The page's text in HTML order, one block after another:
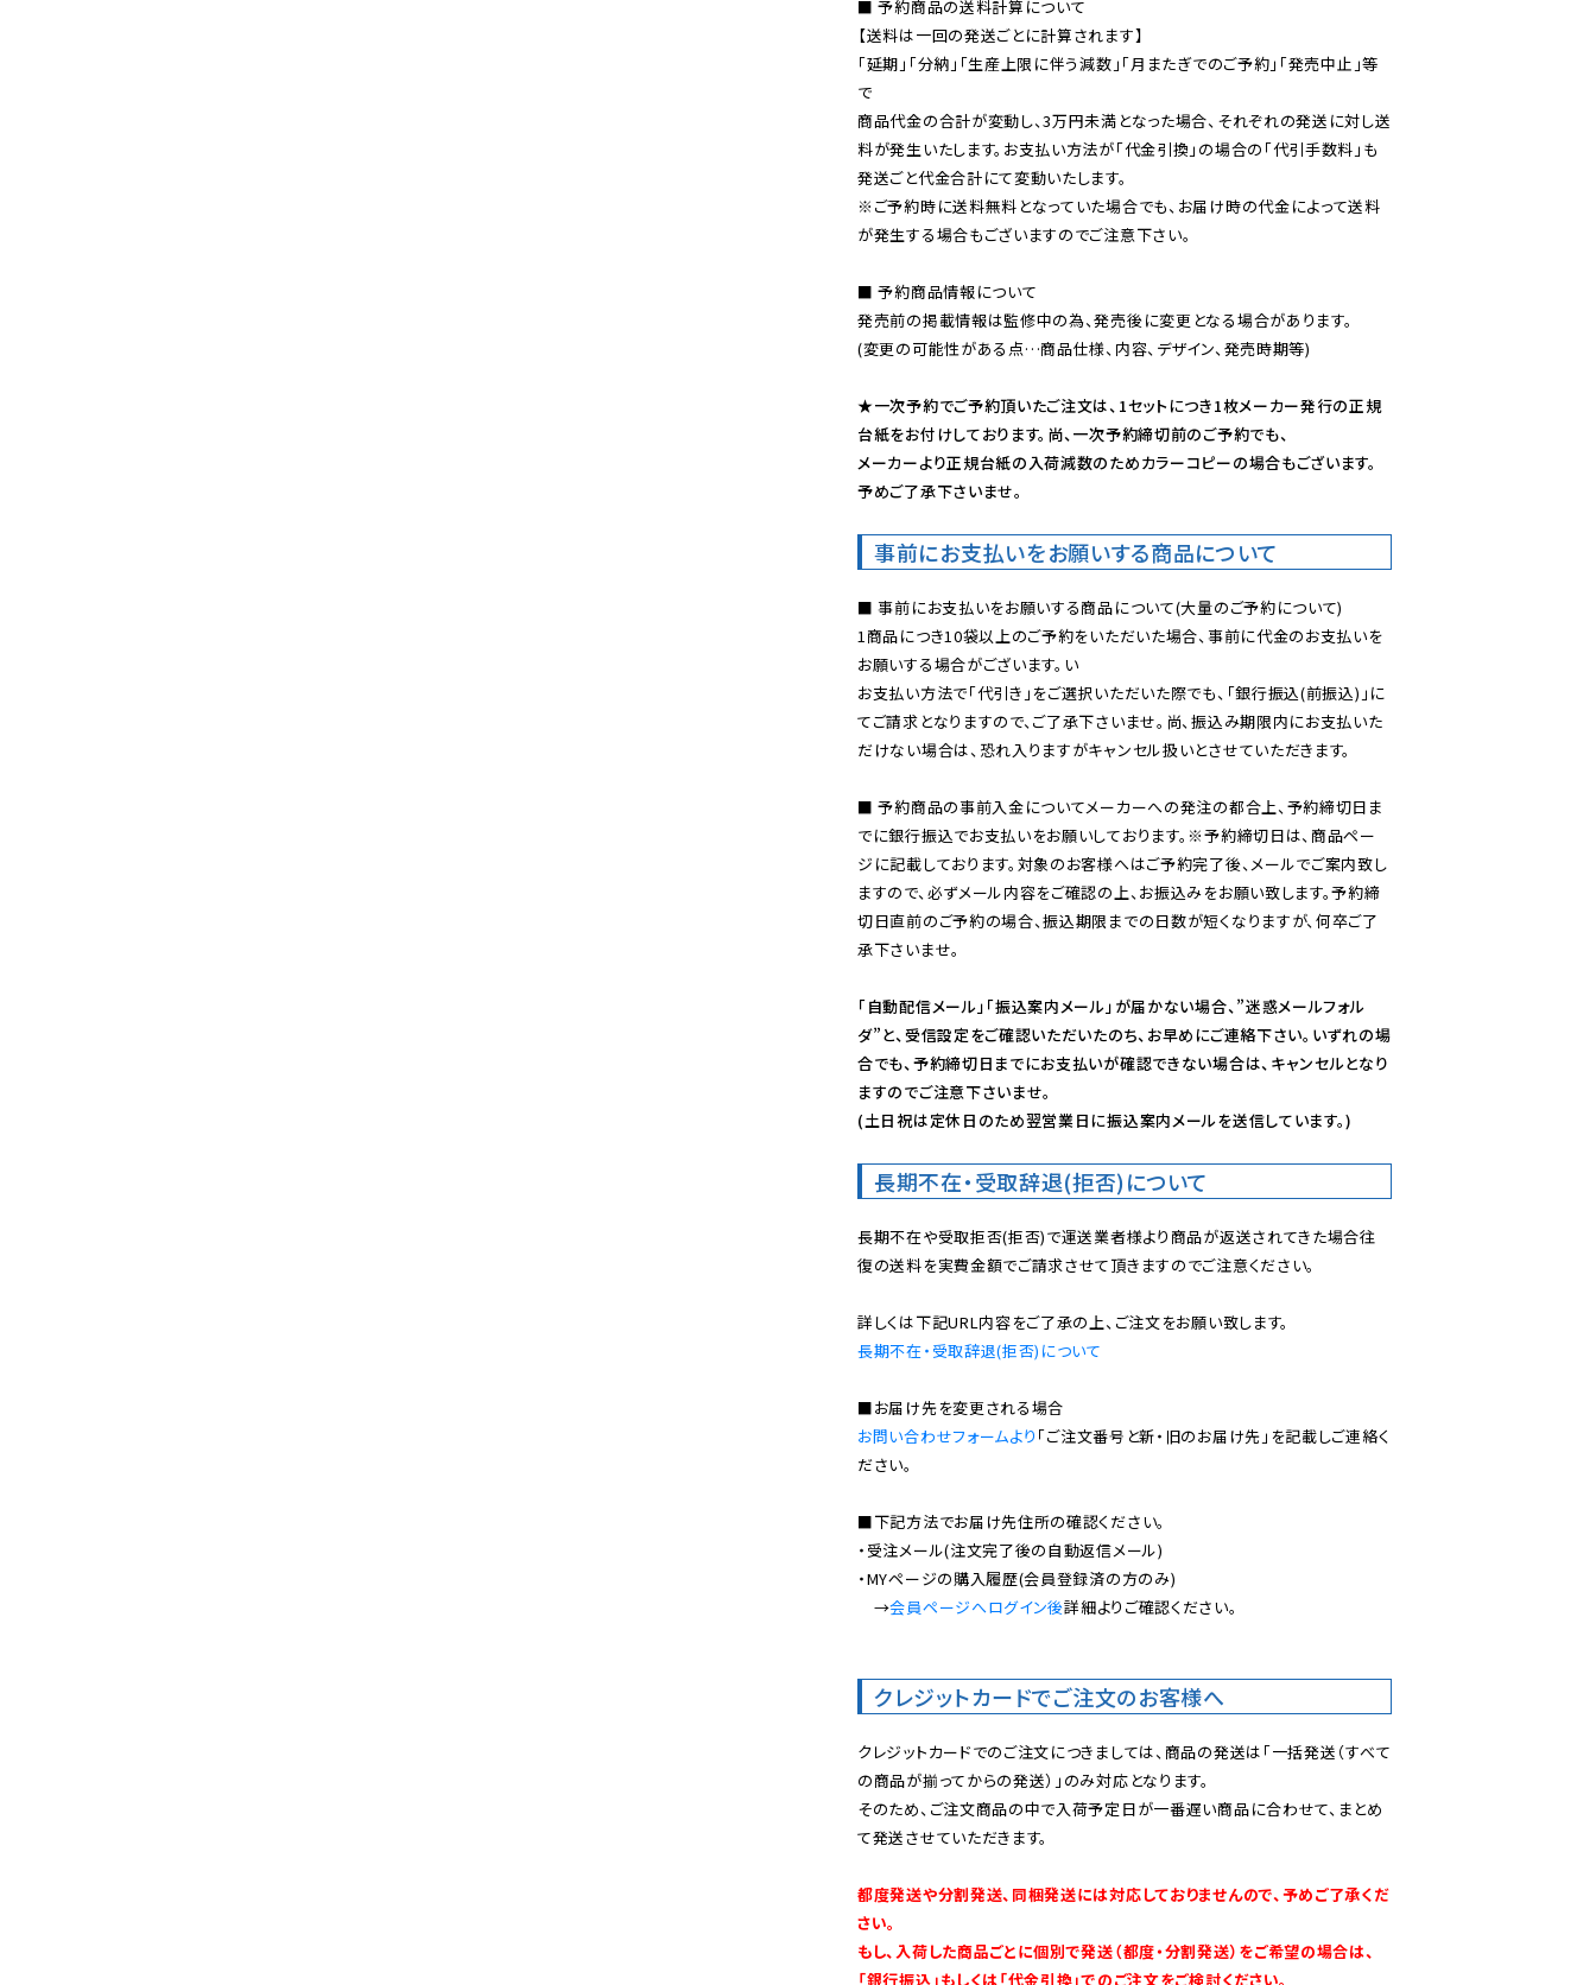
■ 予約商品の送料計算について
【送料は一回の発送ごとに計算されます】
「延期」「分納」「生産上限に伴う減数」「月またぎでのご予約」「発売中止」等
で
商品代金の合計が変動し、3万円未満となった場合、それぞれの発送に対し送
料が発生いたします。お支払い方法が「代金引換」の場合の「代引手数料」も
※ご予約時に送料無料となっていた場合でも、お届け時の代金によって送料
が発生する場合もございますのでご注意下さい。
■ 予約商品情報について
発売前の掲載情報は監修中の為、発売後に変更となる場合があります。
(変更の可能性がある点…商品仕様、内容、デザイン、発売時期等)
★一次予約でご予約頂いたご注文は、1セットにつき1枚メーカー発行の正規
台紙をお付けしております。尚、一次予約締切前のご予約でも、
メーカーより正規台紙の入荷減数のためカラーコピーの場合もございます。
予めご了承下さいませ。
事前にお支払いをお願いする商品について
■ 事前にお支払いをお願いする商品について(大量のご予約について)
1商品につき10袋以上のご予約をいただいた場合、事前に代金のお支払いを
お願いする場合がございます。い
お支払い方法で「代引き」をご選択いただいた際でも、「銀行振込(前振込)」に
てご請求となりますので、ご了承下さいませ。尚、振込み期限内にお支払いた
だけない場合は、恐れ入りますがキャンセル扱いとさせていただきます。
■ 予約商品の事前入金についてメーカーへの発注の都合上、予約締切日ま
でに銀行振込でお支払いをお願いしております。※予約締切日は、商品ペー
ジに記載しております。対象のお客様へはご予約完了後、メールでご案内致し
ますので、必ずメール内容をご確認の上、お振込みをお願い致します。予約締
切日直前のご予約の場合、振込期限までの日数が短くなりますが、何卒ご了
承下さいませ。
「自動配信メール」「振込案内メール」が届かない場合、”迷惑メールフォル
ダ”と、受信設定をご確認いただいたのち、お早めにご連絡下さい。いずれの場
合でも、予約締切日までにお支払いが確認できない場合は、キャンセルとなり
ますのでご注意下さいませ。
(土日祝は定休日のため翌営業日に振込案内メールを送信しています。)
長期不在・受取辞退(拒否)について
長期不在や受取拒否(拒否)で運送業者様より商品が返送されてきた場合往
復の送料を実費金額でご請求させて頂きますのでご注意ください。
長期不在・受取辞退(拒否)について
お問い合わせフォームより 「ご注文番号と新・旧のお届け先」を記載しご連絡く
ださい。
■下記方法でお届け先住所の確認ください。
・受注メール(注文完了後の自動返信メール)
・MYページの購入履歴(会員登録済の方のみ)
→会員ページへログイン後詳細よりご確認ください。
クレジットカードでご注文のお客様へ
クレジットカードでのご注文につきましては、商品の発送は「一括発送（すべて
の商品が揃ってからの発送）」のみ対応となります。
そのため、ご注文商品の中で入荷予定日が一番遅い商品に合わせて、まとめ
て発送させていただきます。
都度発送や分割発送、同梱発送には対応しておりませんので、予めご了承くだ
さい。
もし、入荷した商品ごとに個別で発送（都度・分割発送）をご希望の場合は、
「銀行振込」もしくは「代金引換」でのご注文をご検討ください。